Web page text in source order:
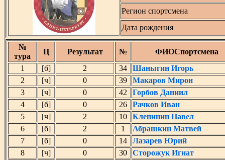
Регион спортсмена
Дата рождения
№
тура
Ц Результат №
ФИОСпортсмена
1
[б] 2 34
Шаныгин Игорь
2
[ч] 0 39
Макаров Мирон
3
[ч] 0 42
Горбов Даниил
4
[б] 0 26
Рачков Иван
5
[ч] 2 10
Клепинин Павел
6
[б] 2 1
Абрашкин Матвей
7
[б] 0 14
Лазарев Юрий
8
[ч] 0 30
Сторожук Игнат